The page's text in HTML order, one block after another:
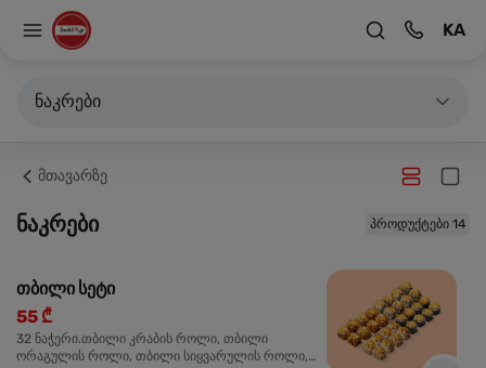
KA
ნაკრები
მთავარზე
ნაკრები პროდუქტები 14
თბილი სეტი
55 ₾
32 ნაჭერი.თბილი კრაბის როლი, თბილი
ორაგულის როლი, თბილი სიყვარულის როლი,